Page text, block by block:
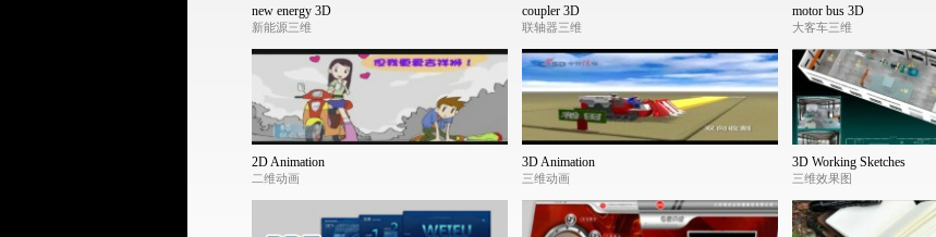
new energy 3D
新能源三维
coupler 3D
联轴器三维
motor bus 3D
大客车三维
2D Animation
二维动画
3D Animation
三维动画
3D Working Sketches
三维效果图